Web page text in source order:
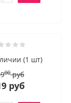
(1 шт)
00руб
руб